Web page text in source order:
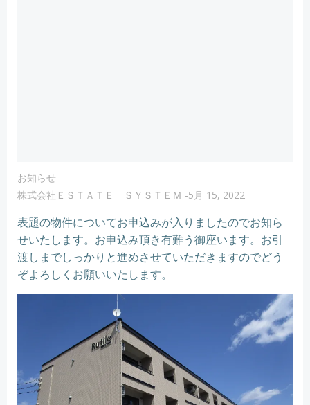
お知らせ
株式会社ＥＳＴＡＴＥ ＳＹＳＴＥＭ -5月 15, 2022
表題の物件についてお申込みが入りましたのでお知ら
せいたします。お申込み頂き有難う御座います。お引
渡しまでしっかりと進めさせていただきますのでどう
ぞよろしくお願いいたします。